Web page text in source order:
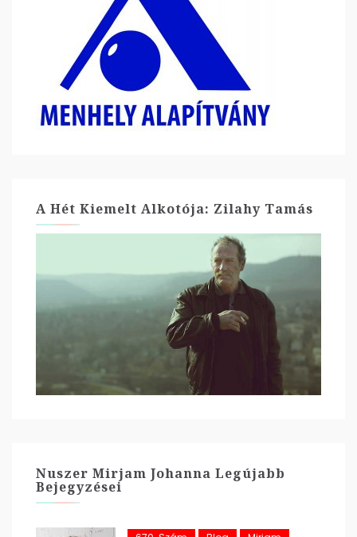
A Hét Kiemelt Alkotója: Zilahy Tamás
Nuszer Mirjam Johanna Legújabb
Bejegyzései